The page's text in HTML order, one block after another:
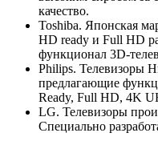
качество.
Toshiba. Японская
HD ready и Full HD
функционал 3D-
Philips. Телевизоры
предлагающие
Ready, Full HD, 4K
LG. Телевизоры
Специально